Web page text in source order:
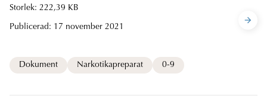
Storlek: 222,39 KB
Publicerad: 17 november 2021
Dokument Narkotikapreparat 0-9